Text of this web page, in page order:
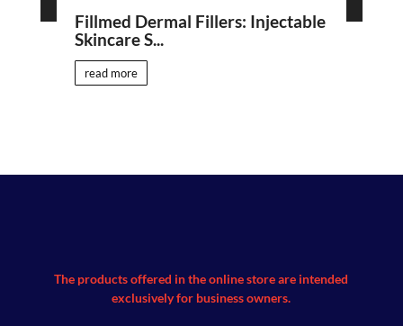
Fillmed Dermal Fillers: Injectable
Skincare S...
read more
The products offered in the online store are intended
exclusively for business owners.